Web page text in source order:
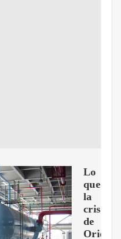
Lo
que
la
crisis
de
Oriente